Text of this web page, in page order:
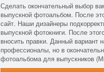
Сделать окончательный выбор
выпускной фотоальбом. После
сайт. Наши дизайнеры
выпускной фотокниги. После
вносить правки. Данный вариант
профессионалы, но в
фотоальбома для выпускников